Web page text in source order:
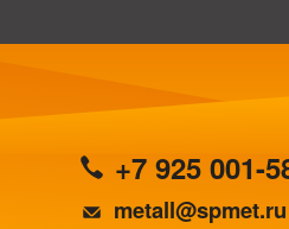
+7 925 001-
metall@spmet.ru